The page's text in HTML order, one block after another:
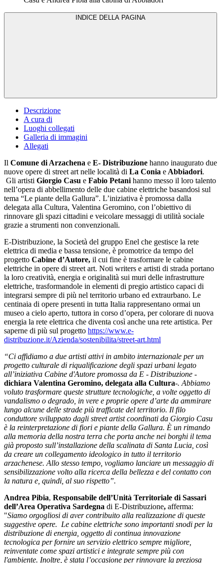
Descrizione
A cura di
Luoghi collegati
Galleria di immagini
Allegati
Il Comune di Arzachena e E- Distribuzione hanno inaugurato due
nuove opere di street art nelle località di La Conia e Abbiadori.
Gli artisti Giorgio Casu e Fabio Petani hanno messo il loro talento
nell’opera di abbellimento delle due cabine elettriche basandosi sul
tema “Le piante della Gallura”. L’iniziativa è promossa dalla
delegata alla Cultura, Valentina Geromino, con l’obiettivo di
rinnovare gli spazi cittadini e veicolare messaggi di utilità sociale
grazie a strumenti non convenzionali.
E-Distribuzione, la Società del gruppo Enel che gestisce la rete
elettrica di media e bassa tensione, è promotrice da tempo del
progetto Cabine d’Autore, il cui fine è trasformare le cabine
elettriche in opere di street art. Noti writers e artisti di strada portano
la loro creatività, energia e originalità sui muri delle infrastrutture
elettriche, trasformandole in elementi di pregio artistico capaci di
integrarsi sempre di più nel territorio urbano ed extraurbano. Le
centinaia di opere presenti in tutta Italia rappresentano ormai un
museo a cielo aperto, tuttora in corso d’opera, per colorare di nuova
energia la rete elettrica che diventa così anche una rete artistica. Per
saperne di più sul progetto https://www.e-
distribuzione.it/Azienda/sostenibilita/street-art.html
“Ci affidiamo a due artisti attivi in ambito internazionale per un
progetto culturale di riqualificazione degli spazi urbani legato
all’iniziativa Cabine d'Autore promossa da E - Distribuzione -
dichiara Valentina Geromino, delegata alla Cultura-. Abbiamo
voluto trasformare queste strutture tecnologiche, a volte oggetto di
vandalismo o degrado, in vere e proprie opere d’arte da ammirare
lungo alcune delle strade più trafficate del territorio. Il filo
conduttore sviluppato dagli street artist coordinati da Giorgio Casu
è la reinterpretazione di fiori e piante della Gallura. È un rimando
alla memoria della nostra terra che porta anche nei borghi il tema
già proposto sull’installazione della scalinata di Santa Lucia, così
da creare un collegamento ideologico in tutto il territorio
arzachenese. Allo stesso tempo, vogliamo lanciare un messaggio di
sensibilizzazione volto alla ricerca della bellezza e del contatto con
la natura e, quindi, al suo rispetto”.
Andrea Pibia, Responsabile dell’Unità Territoriale di Sassari
dell’Area Operativa Sardegna di E-Distribuzione, afferma:
"Siamo orgogliosi di aver contribuito alla realizzazione di queste
suggestive opere. Le cabine elettriche sono importanti snodi per la
distribuzione di energia, oggetto di continua innovazione
tecnologica per fornire un servizio elettrico sempre migliore,
reinventate come spazi artistici e integrate sempre più con
l'ambiente. Inoltre, è stata l’occasione per rinnovare la preziosa